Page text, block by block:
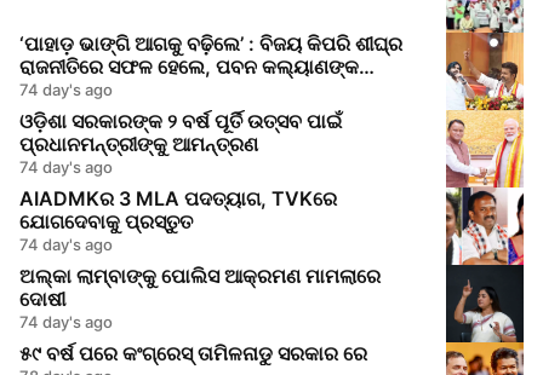
‘ପାହାଡ଼ ଭାଙ୍ଗି ଆଗକୁ ବଢ଼ିଲେ’ : ବିଜୟ କିପରି ଶୀଘ୍ର
ରାଜନୀତିରେ ସଫଳ ହେଲେ, ପବନ କଲ୍ୟାଣଙ୍କ
ବ୍ୟାଖ୍ୟା
74 day's ago
ଓଡ଼ିଶା ସରକାରଙ୍କ ୨ ବର୍ଷ ପୂର୍ତି ଉତ୍ସବ ପାଇଁ
ପ୍ରଧାନମନ୍ତ୍ରୀଙ୍କୁ ଆମନ୍ତ୍ରଣ
74 day's ago
AIADMKର 3 MLA ପଦତ୍ୟାଗ, TVKରେ
ଯୋଗଦେବାକୁ ପ୍ରସ୍ତୁତ
74 day's ago
ଅଲ୍କା ଲାମ୍ବାଙ୍କୁ ପୋଲିସ ଆକ୍ରମଣ ମାମଲାରେ
ଦୋଷୀ
74 day's ago
୫୯ ବର୍ଷ ପରେ କଂଗ୍ରେସ୍ ତାମିଳନାଡୁ ସରକାର ରେ